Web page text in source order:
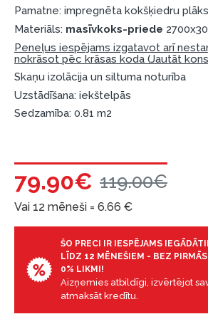
Pamatne: impregnēta kokšķiedru
Materiāls: masīvkoks-priede
Peneļus iespējams izgatavot arī
nokrāsot pēc krāsas koda (Jautāt
Skaņu izolācija un siltuma noturība
Uzstādīšana: iekštelpās
Sedzamība: 0.81 m2
79.90€ 119.00€
Vai 12 mēneši = 6.66 €
ŠO PRECI IR IESPĒJAMS
LĪDZ 12 MĒNEŠIEM - BEZ
0% LIKMI!
Aizņemies atbildīgi, izvērtējot
atmaksāt kredītu.